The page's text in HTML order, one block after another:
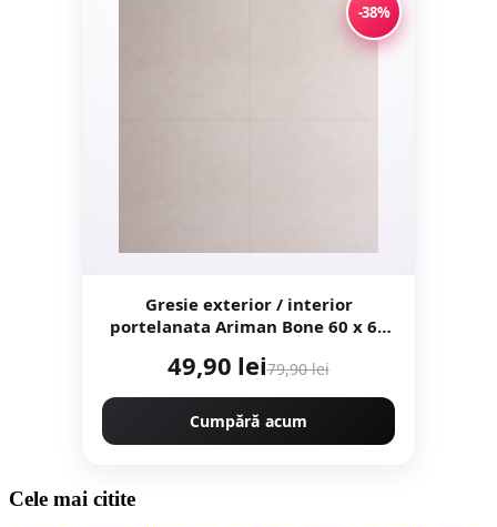
-38%
Gresie exterior / interior
portelanata Ariman Bone 60 x 60
49,90 lei79,90 lei
Cumpără acum
Cele mai citite